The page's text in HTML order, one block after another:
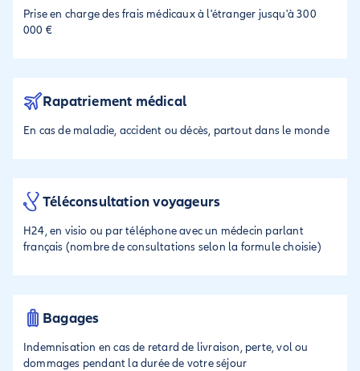
Prise en charge des frais médicaux à l'étranger jusqu'à 300
000 €
Rapatriement médical
En cas de maladie, accident ou décès, partout dans le monde
Téléconsultation voyageurs
H24, en visio ou par téléphone avec un médecin parlant
français (nombre de consultations selon la formule choisie)
Bagages
Indemnisation en cas de retard de livraison, perte, vol ou
dommages pendant la durée de votre séjour